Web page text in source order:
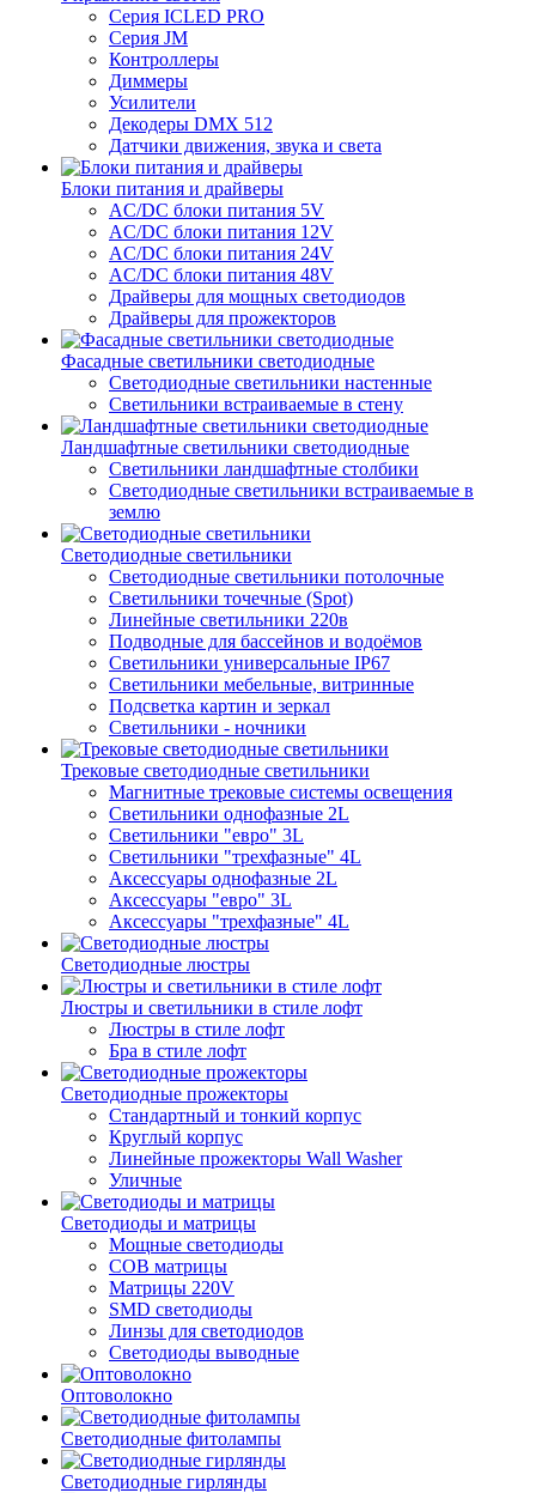
Серия ICLED PRO
Серия JM
Контроллеры
Диммеры
Усилители
Декодеры DMX 512
Датчики движения, звука и света
Блоки питания и драйверы
AC/DC блоки питания 5V
AC/DC блоки питания 12V
AC/DC блоки питания 24V
AC/DC блоки питания 48V
Драйверы для мощных светодиодов
Драйверы для прожекторов
Фасадные светильники светодиодные
Светодиодные светильники настенные
Светильники встраиваемые в стену
Ландшафтные светильники светодиодные
Светильники ландшафтные столбики
Светодиодные светильники встраиваемые в
землю
Светодиодные светильники
Светодиодные светильники потолочные
Светильники точечные (Spot)
Линейные светильники 220в
Подводные для бассейнов и водоёмов
Светильники универсальные IP67
Светильники мебельные, витринные
Подсветка картин и зеркал
Светильники - ночники
Трековые светодиодные светильники
Магнитные трековые системы освещения
Светильники однофазные 2L
Светильники "евро" 3L
Светильники "трехфазные" 4L
Аксессуары однофазные 2L
Аксессуары "евро" 3L
Аксессуары "трехфазные" 4L
Светодиодные люстры
Люстры и светильники в стиле лофт
Люстры в стиле лофт
Бра в стиле лофт
Светодиодные прожекторы
Стандартный и тонкий корпус
Круглый корпус
Линейные прожекторы Wall Washer
Уличные
Светодиоды и матрицы
Мощные светодиоды
COB матрицы
Матрицы 220V
SMD светодиоды
Линзы для светодиодов
Светодиоды выводные
Оптоволокно
Светодиодные фитолампы
Светодиодные гирлянды